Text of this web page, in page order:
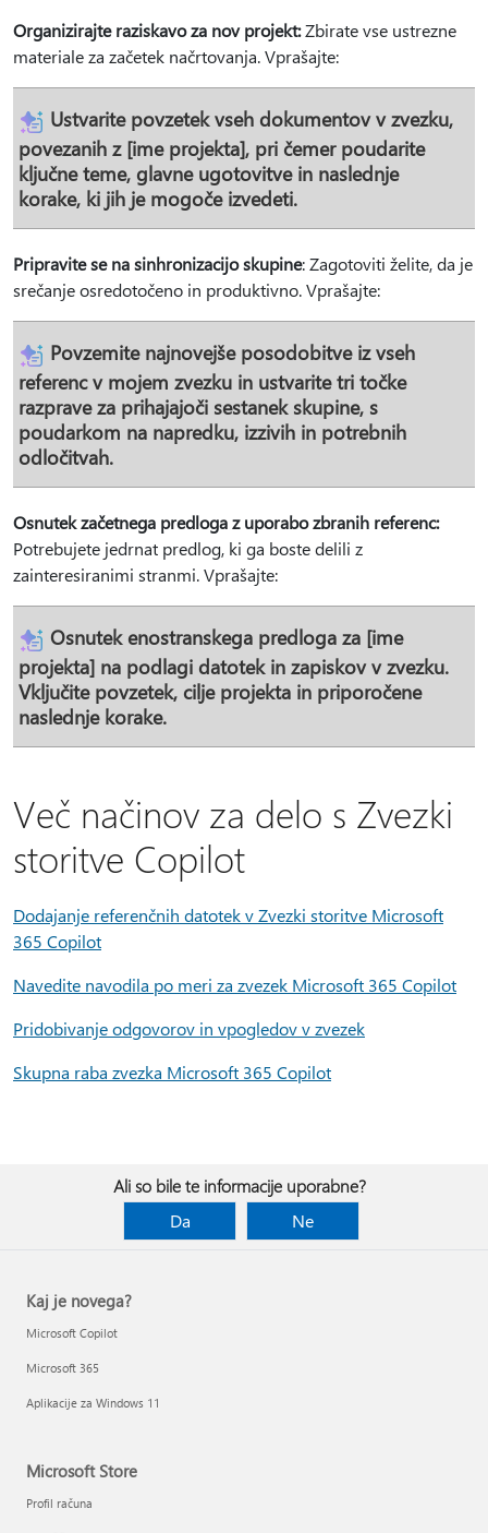
Organizirajte raziskavo za nov projekt:Zbirate vse ustrezne
materiale za začetek načrtovanja. Vprašajte:
Ustvarite povzetek vseh dokumentov v zvezku,
povezanih z [ime projekta], pri čemer poudarite
ključne teme, glavne ugotovitve in naslednje
korake, ki jih je mogoče izvedeti.
Pripravite se na sinhronizacijo skupine: Zagotoviti želite, da je
srečanje osredotočeno in produktivno. Vprašajte:
Povzemite najnovejše posodobitve iz vseh
referenc v mojem zvezku in ustvarite tri točke
razprave za prihajajoči sestanek skupine, s
poudarkom na napredku, izzivih in potrebnih
odločitvah.
Osnutek začetnega predloga z uporabo zbranih referenc:
Potrebujete jedrnat predlog, ki ga boste delili z
zainteresiranimi stranmi. Vprašajte:
Osnutek enostranskega predloga za [ime
projekta] na podlagi datotek in zapiskov v zvezku.
Vključite povzetek, cilje projekta in priporočene
naslednje korake.
Več načinov za delo s Zvezki
storitve Copilot
Dodajanje referenčnih datotek v Zvezki storitve Microsoft
365 Copilot
Navedite navodila po meri za zvezek Microsoft 365 Copilot
Pridobivanje odgovorov in vpogledov v zvezek
Skupna raba zvezka Microsoft 365 Copilot
Ali so bile te informacije uporabne?
Da
Ne
Kaj je novega?
Microsoft Copilot
Microsoft 365
Aplikacije za Windows 11
Microsoft Store
Profil računa